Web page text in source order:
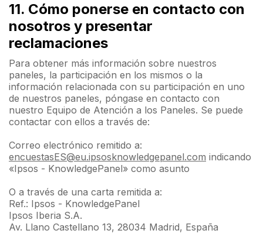
11. Cómo ponerse en contacto con
nosotros y presentar
reclamaciones
Para obtener más información sobre nuestros
paneles, la participación en los mismos o la
información relacionada con su participación en uno
de nuestros paneles, póngase en contacto con
nuestro Equipo de Atención a los Paneles. Se puede
contactar con ellos a través de:
Correo electrónico remitido a:
encuestasES@eu.ipsosknowledgepanel.com indicando
«Ipsos - KnowledgePanel» como asunto
O a través de una carta remitida a:
Ref.: Ipsos - KnowledgePanel
Ipsos Iberia S.A.
Av. Llano Castellano 13, 28034 Madrid, España